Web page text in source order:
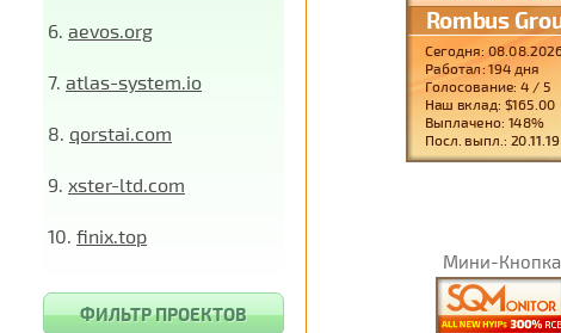
6. aevos.org
7. atlas-system.io
8. qorstai.com
9. xster-ltd.com
10. finix.top
ФИЛЬТР ПРОЕКТОВ
Мини-Кнопка